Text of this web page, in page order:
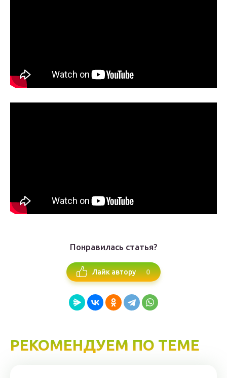
Понравилась статья?
Лайк автору 0
РЕКОМЕНДУЕМ ПО ТЕМЕ